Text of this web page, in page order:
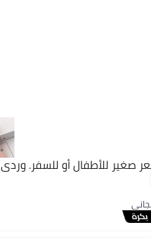
للأطفال أو للسفر. وردي